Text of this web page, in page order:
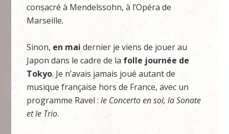
consacré à Mendelssohn, à l’Opéra de
Marseille.
Sinon, en mai dernier je viens de jouer au
Japon dans le cadre de la folle journée de
Tokyo. Je n’avais jamais joué autant de
musique française hors de France, avec un
programme Ravel :le Concerto en sol, la Sonate
et le Trio.